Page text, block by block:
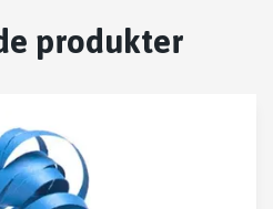
produkter